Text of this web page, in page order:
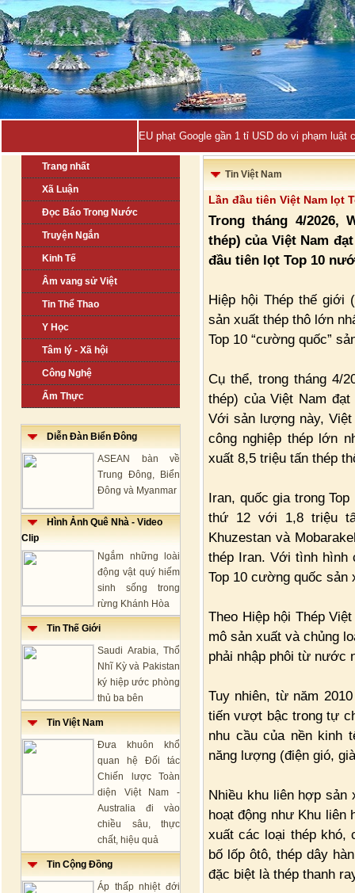
EU phạt Google gần 1 tỉ USD do vi phạm luật
Trang nhất
Xã Luận
Đọc Báo Trong Nước
Truyện Ngắn
Kinh Tế
Âm vang sử Việt
Tin Thể Thao
Y Học
Tâm lý - Xã hội
Công Nghệ
Ẩm Thực
Diễn Đàn Biển Đông
ASEAN bàn về
Trung Đông, Biển
Đông và Myanmar
Hình Ảnh Quê Nhà - Video
Clip
Ngắm những loài
động vật quý hiếm
sinh sống trong
rừng Khánh Hòa
Tin Thế Giới
Saudi Arabia, Thổ
Nhĩ Kỳ và Pakistan
ký hiệp ước phòng
thủ ba bên
Tin Việt Nam
Đưa khuôn khổ
quan hệ Đối tác
Chiến lược Toàn
diện Việt Nam -
Australia đi vào
chiều sâu, thực
chất, hiệu quả
Tin Cộng Đồng
Áp thấp nhiệt đới
Tin Việt Nam
Lần đầu tiên Việt Nam lọt
Trong tháng 4/
thép) của Việt Nam
đầu tiên lọt Top 10
Hiệp hội Thép thế giới
sản xuất thép thô lớn
Top 10 “cường quốc”
Cụ thể, trong tháng 4/
thép) của Việt Nam
Với sản lượng này,
công nghiệp thép lớn
xuất 8,5 triệu tấn thép
Iran, quốc gia trong
thứ 12 với 1,8 triệu
Khuzestan và
thép Iran. Với tình hình
Top 10 cường quốc sản
Theo Hiệp hội Thép
mô sản xuất và chủng
phải nhập phôi từ nước
Tuy nhiên, từ năm
tiến vượt bậc trong tự
nhu cầu của nền kinh
năng lượng (điện gió,
Nhiều khu liên hợp
hoạt động như Khu liên
xuất các loại thép khó,
bố lốp ôtô, thép dây
đặc biệt là thép thanh